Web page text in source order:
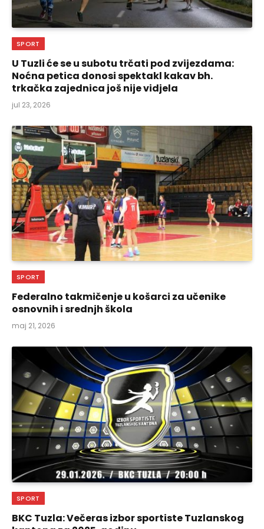
SPORT
U Tuzli će se u subotu trčati pod zvijezdama:
Noćna petica donosi spektakl kakav bh.
trkačka zajednica još nije vidjela
jul 23, 2026
SPORT
Federalno takmičenje u košarci za učenike
osnovnih i srednjh škola
maj 21, 2026
SPORT
BKC Tuzla: Večeras izbor sportiste Tuzlanskog